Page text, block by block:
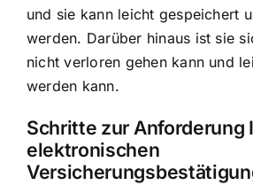
und sie kann leicht gespeichert
werden. Darüber hinaus ist sie
nicht verloren gehen kann und
werden kann.
Schritte zur Anforderung
elektronischen